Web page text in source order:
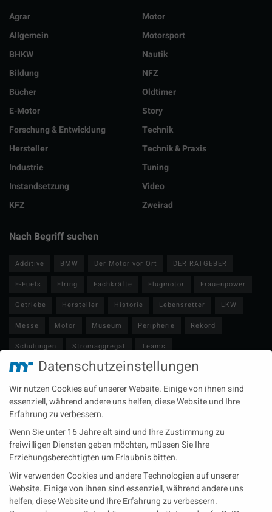
Agrar
Allgemein
BHKW
Bildung
Bücher
E-Motor
Forschung & Entwicklung
Hersteller
Industrie
Instandsetzung
KFZ
Motor
Motorsport
Nautik
NFZ
Oldtimer
Story
Technik
Technik & Praxis
Tuning
Video
Zweirad
Nach Begriff suchen
Additive BMW Der Motor vor Ort
DER RATGEBER
E-Fuels
Elring Fachkräfte Flugmotor
Frauenpower
Getriebe
Hersteller Historie Lebensretter
LKW
Messe
Motor Museum Peripherie
Rekord
Schulungen
Stromaggregat
Teams
Technische Redaktion
Turbolader Video
Zulieferer
Öl-E-Fuels-Schmierstoffe
Neueste Beiträge
Wärme aus der Tiefe MTU heizt künftig mit Geothermie
MAN Engines bringt D3872 für die Stromversorgung im
Marinebereich
Eine neue Generation von Perkins Marinemotoren startet den
Datenschutzeinstellungen
Wir nutzen Cookies auf unserer Website. Einige von ihnen sind
essenziell, während andere uns helfen, diese Website und Ihre
Erfahrung zu verbessern.
Wenn Sie unter 16 Jahre alt sind und Ihre Zustimmung zu
freiwilligen Diensten geben möchten, müssen Sie Ihre
Erziehungsberechtigten um Erlaubnis bitten.
Wir verwenden Cookies und andere Technologien auf unserer
Website. Einige von ihnen sind essenziell, während andere uns
helfen, diese Website und Ihre Erfahrung zu verbessern.